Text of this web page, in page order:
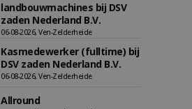
landbouwmachines bij DSV
zaden Nederland B.V.
06-08-2026, Ven-Zelderheide
Kasmedewerker (fulltime) bij
DSV zaden Nederland B.V.
06-08-2026, Ven-Zelderheide
Allround